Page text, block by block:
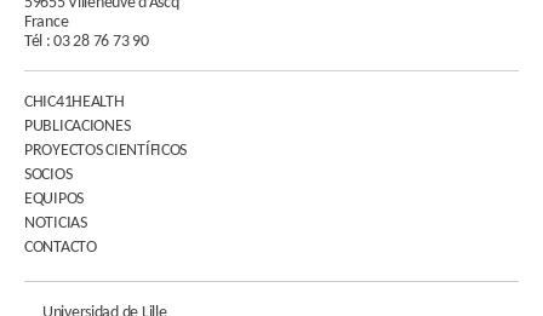
France
Tél :03 28 76 73 90
CHIC41HEALTH
PUBLICACIONES
PROYECTOS CIENTÍFICOS
SOCIOS
EQUIPOS
NOTICIAS
CONTACTO